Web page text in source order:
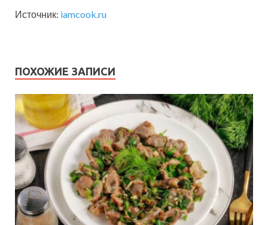
Источник: iamcook.ru
ПОХОЖИЕ ЗАПИСИ